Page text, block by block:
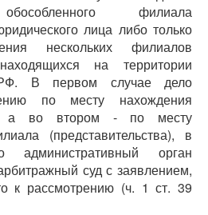
филиала
лица либо только
нескольких филиалов
находящихся на территории
В первом случае дело
по месту нахождения
а во втором - по месту
(представительства), в
административный орган
суд с заявлением,
к рассмотрению (ч. 1 ст. 39